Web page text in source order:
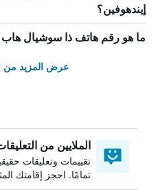
إيندهوفين؟
ما هو رقم هاتف ذا سوشيال هاب
عرض المزيد من
الملايين من
تقييمات وتعليقات
تمامًا. احجز إقامتك